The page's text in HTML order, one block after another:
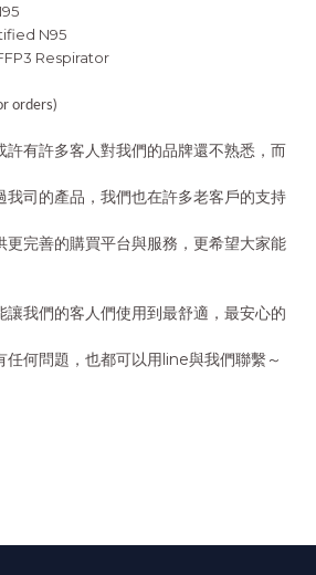
N95
Respirator
orders)
許有許多客人對我們的品牌還不熟悉，而
我司的產品，我們也在許多老客戶的支持
更完善的購買平台與服務，更希望大家能
讓我們的客人們使用到最舒適，最安心的
任何問題，也都可以用line與我們聯繫～